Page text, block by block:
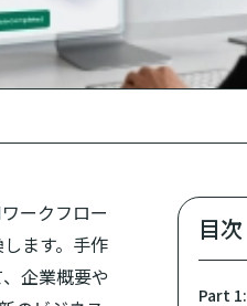
ークフロー
ます。手作
企業概要や
目次
Part 1: